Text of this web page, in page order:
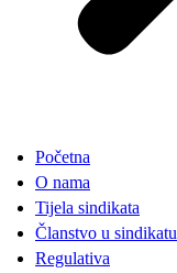
Početna
O nama
Tijela sindikata
Članstvo u sindikatu
Regulativa